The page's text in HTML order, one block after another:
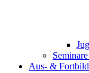
Aus- &